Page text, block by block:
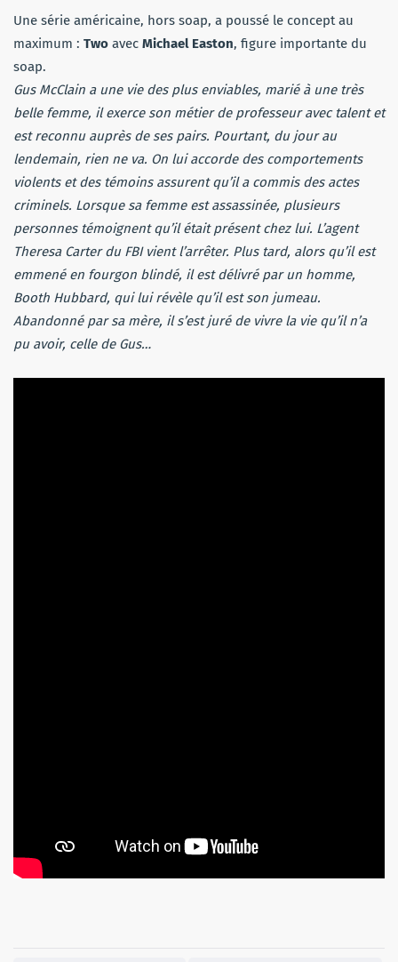
Une série américaine, hors soap, a poussé le concept au
maximum : Two avec Michael Easton, figure importante du
soap.
Gus McClain a une vie des plus enviables, marié à une très
belle femme, il exerce son métier de professeur avec talent et
est reconnu auprès de ses pairs. Pourtant, du jour au
lendemain, rien ne va. On lui accorde des comportements
violents et des témoins assurent qu’il a commis des actes
criminels. Lorsque sa femme est assassinée, plusieurs
personnes témoignent qu’il était présent chez lui. L’agent
Theresa Carter du FBI vient l’arrêter. Plus tard, alors qu’il est
emmené en fourgon blindé, il est délivré par un homme,
Booth Hubbard, qui lui révèle qu’il est son jumeau.
Abandonné par sa mère, il s’est juré de vivre la vie qu’il n’a
pu avoir, celle de Gus…